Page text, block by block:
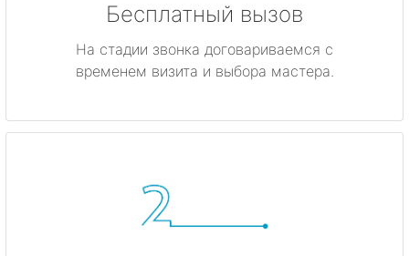
Бесплатный вызов
На стадии звонка договариваемся с
временем визита и выбора мастера.